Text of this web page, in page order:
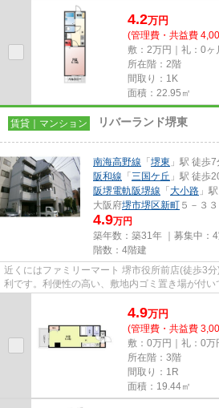
4.2万円
(管理費・共益費
敷：2万円｜礼：0ヶ
所在階：2階
間取り：1K
面積：22.95㎡
賃貸｜マンション リバーランド堺東
南海高野線 「 堺東 」駅 徒歩7
阪和線 「 三国ケ丘 」駅 徒歩
阪堺電軌阪堺線 「 大小路 」
大阪府堺市堺区新町 ５－３３
4.9万円
築年数：築31年 ｜募集中：
階数：4階建
近くにはファミリーマート 堺市役所前店(徒歩3
利です。利便性の高い、敷地内ゴミ置き場が付
4.9万円
(管理費・共益費
敷：0万円｜礼：0万
所在階：3階
間取り：1R
面積：19.44㎡